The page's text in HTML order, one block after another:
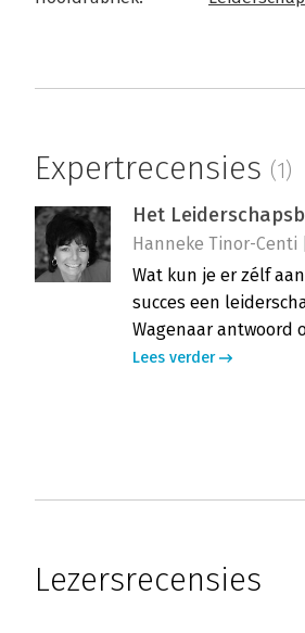
Expertrecensies (1)
Het
Hanneke Tinor-Centi
Wat kun je er zélf
succes een
Wagenaar antwoord
Lees verder
Lezersrecensies